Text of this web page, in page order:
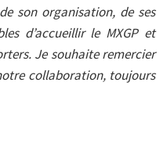
son organisation, de ses
d’accueillir le MXGP et
Je souhaite remercier
collaboration, toujours